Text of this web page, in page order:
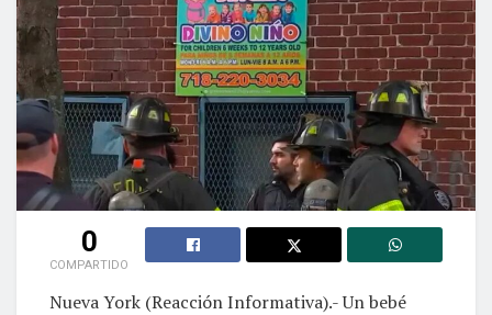
0
COMPARTIDO
Nueva York (Reacción Informativa).- Un bebé